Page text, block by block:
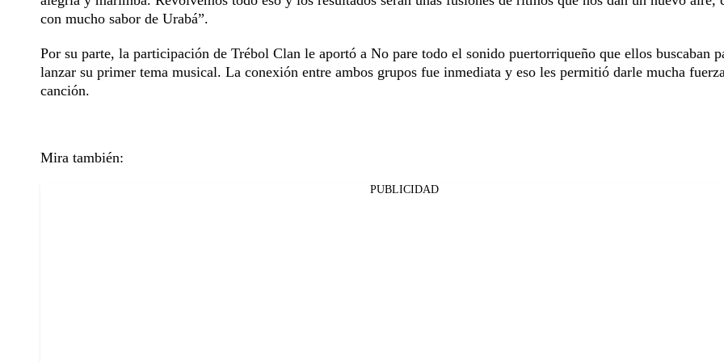
con mucho sabor de Urabá”.
Por su parte, la participación de Trébol Clan le aportó a No pare todo el sonido puertorriqueño que ellos buscaban
lanzar su primer tema musical. La conexión entre ambos grupos fue inmediata y eso les permitió darle mucha
canción.
Mira también:
PUBLICIDAD